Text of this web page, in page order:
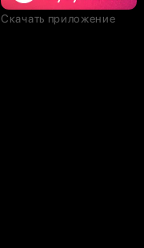
Скачать приложение